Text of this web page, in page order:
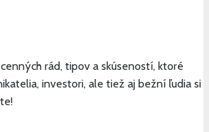
rád, tipov a skúseností, ktoré
investori, ale tiež aj bežní ľudia si